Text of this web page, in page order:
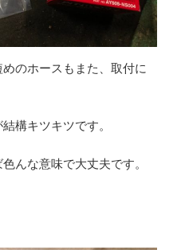
のホースもまた、取付に
構キツキツです。
んな意味で大丈夫です。